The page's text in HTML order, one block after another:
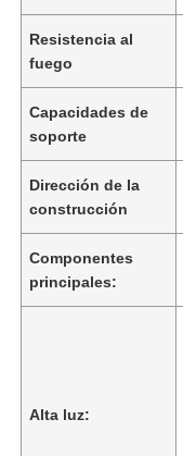
Resistencia al
fuego
Capacidades de
soporte
Dirección de la
construcción
Componentes
principales:
Alta luz: